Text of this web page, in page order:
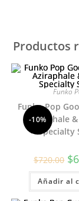
Productos
-10%
Funko
Funko Pop
Aziraphale
Specialty
$720.00 El
$
Añadir al